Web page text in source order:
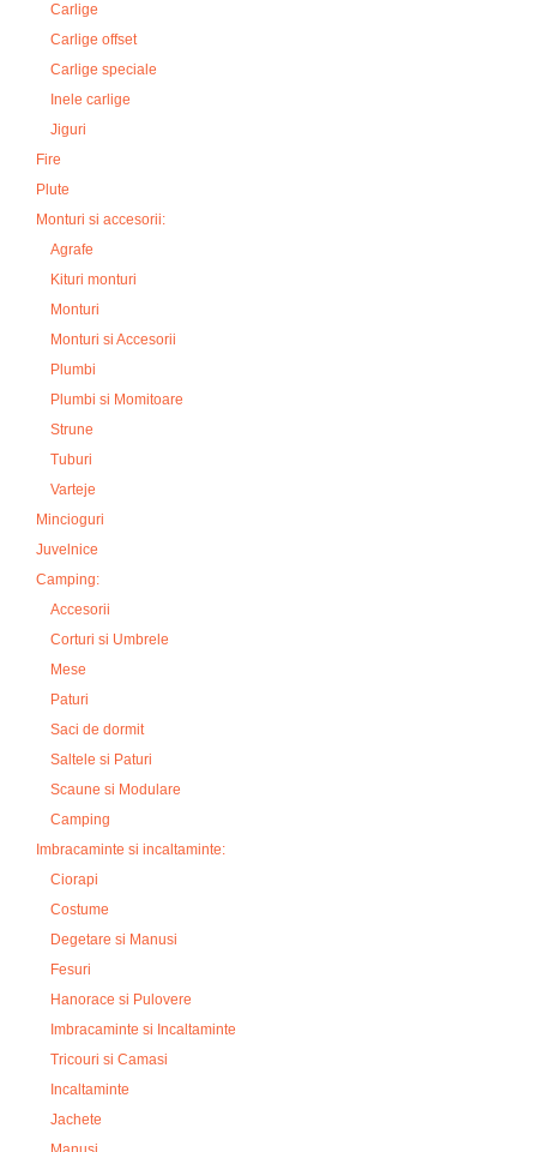
Carlige
Carlige offset
Carlige speciale
Inele carlige
Jiguri
Fire
Plute
Monturi si accesorii:
Agrafe
Kituri monturi
Monturi
Monturi si Accesorii
Plumbi
Plumbi si Momitoare
Strune
Tuburi
Varteje
Mincioguri
Juvelnice
Camping:
Accesorii
Corturi si Umbrele
Mese
Paturi
Saci de dormit
Saltele si Paturi
Scaune si Modulare
Camping
Imbracaminte si incaltaminte:
Ciorapi
Costume
Degetare si Manusi
Fesuri
Hanorace si Pulovere
Imbracaminte si Incaltaminte
Tricouri si Camasi
Incaltaminte
Jachete